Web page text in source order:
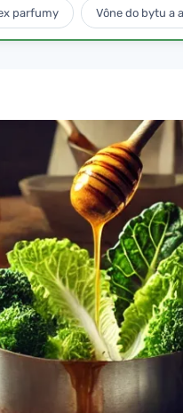
parfumy Vône do bytu a